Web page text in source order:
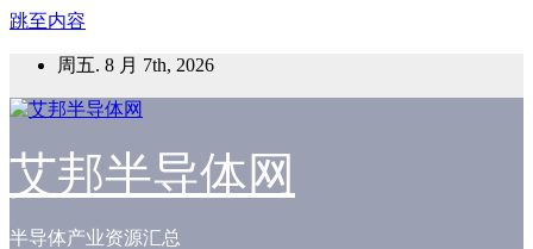
跳至内容
周五. 8 月 7th, 2026
艾邦半导体网
半导体产业资源汇总